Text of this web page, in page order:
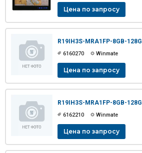
Цена по запросу
R19IH3S-MRA1FP-8GB-
6160270 Winmate
Цена по запросу
R19IH3S-MRA1FP-8GB-
6162210 Winmate
Цена по запросу